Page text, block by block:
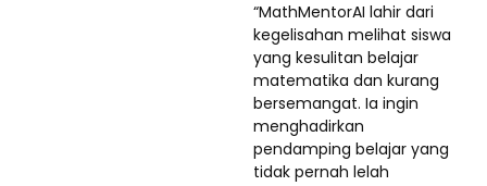
“MathMentorAI lahir dari
kegelisahan melihat siswa
yang kesulitan belajar
matematika dan kurang
bersemangat. Ia ingin
menghadirkan
pendamping belajar yang
tidak pernah lelah